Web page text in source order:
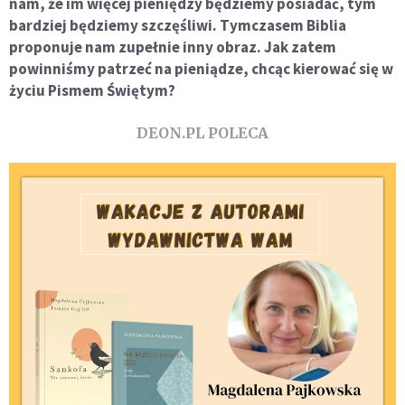
bardziej będziemy szczęśliwi. Tymczasem Biblia
proponuje nam zupełnie inny obraz. Jak zatem
powinniśmy patrzeć na pieniądze, chcąc kierować się w
życiu Pismem Świętym?
DEON.PL POLECA